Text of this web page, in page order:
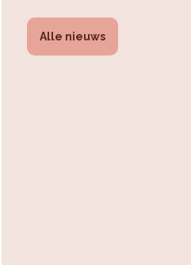
Alle nieuws